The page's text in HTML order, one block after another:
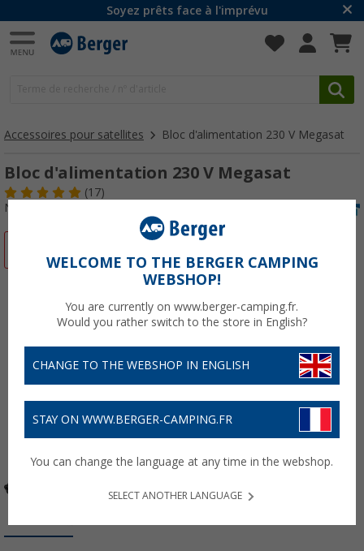
Soyez prêts face à l'imprévu
Accessoires pour satellites Bloc d'alimentation 230 V Megasat
Bloc d'alimentation 230 V Megasat
(17)
N° d'art : 223420
WELCOME TO THE BERGER CAMPING
WEBSHOP!
You are currently on www.berger-camping.fr.
Would you rather switch to the store in English?
CHANGE TO THE WEBSHOP IN ENGLISH
STAY ON WWW.BERGER-CAMPING.FR
You can change the language at any time in the webshop.
SELECT ANOTHER LANGUAGE